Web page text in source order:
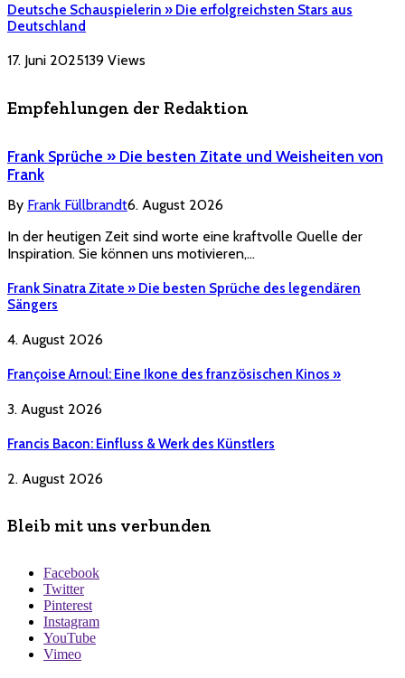
Deutsche Schauspielerin » Die erfolgreichsten Stars aus
Deutschland
17. Juni 2025139 Views
Empfehlungen der Redaktion
Frank Sprüche » Die besten Zitate und Weisheiten von
Frank
By Frank Füllbrandt6. August 2026
In der heutigen Zeit sind worte eine kraftvolle Quelle der
Inspiration. Sie können uns motivieren,…
Frank Sinatra Zitate » Die besten Sprüche des legendären
Sängers
4. August 2026
Françoise Arnoul: Eine Ikone des französischen Kinos »
3. August 2026
Francis Bacon: Einfluss & Werk des Künstlers
2. August 2026
Bleib mit uns verbunden
Facebook
Twitter
Pinterest
Instagram
YouTube
Vimeo